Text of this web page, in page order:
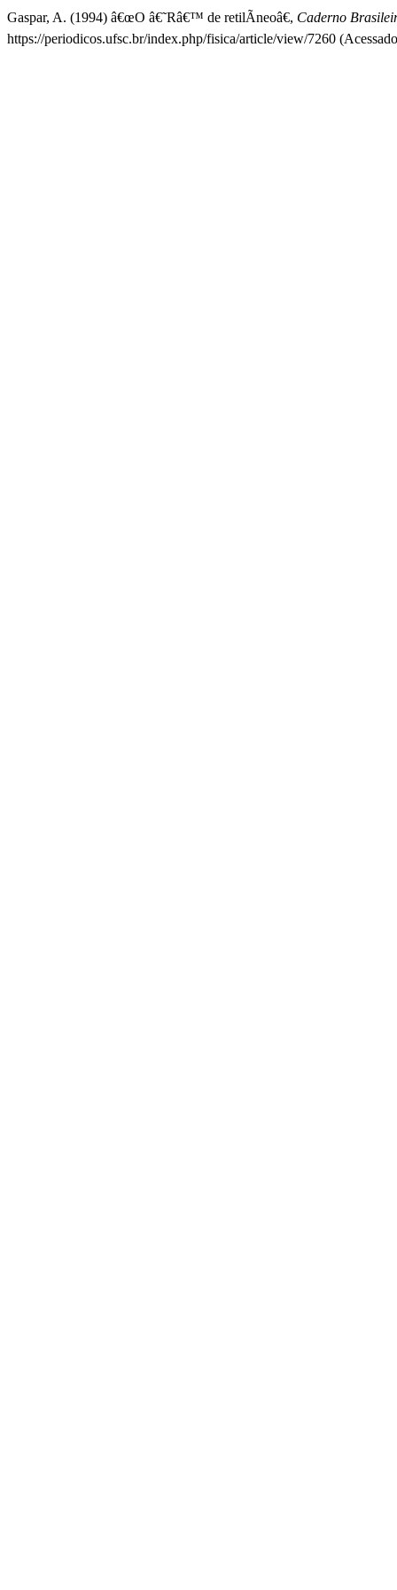
Gaspar, A. (1994) â€œO â€˜Râ€™ de retilÃ­neoâ€, Caderno
https://periodicos.ufsc.br/index.php/fisica/article/view/7260